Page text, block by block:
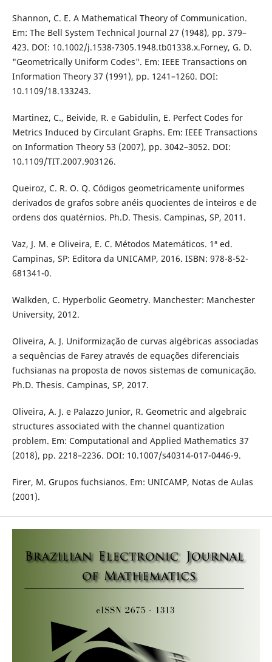
Shannon, C. E. A Mathematical Theory of Communication.
Em: The Bell System Technical Journal 27 (1948), pp. 379–
423. DOI: 10.1002/j.1538-7305.1948.tb01338.x.Forney, G. D.
"Geometrically Uniform Codes". Em: IEEE Transactions on
Information Theory 37 (1991), pp. 1241–1260. DOI:
10.1109/18.133243.
Martinez, C., Beivide, R. e Gabidulin, E. Perfect Codes for
Metrics Induced by Circulant Graphs. Em: IEEE Transactions
on Information Theory 53 (2007), pp. 3042–3052. DOI:
10.1109/TIT.2007.903126.
Queiroz, C. R. O. Q. Códigos geometricamente uniformes
derivados de grafos sobre anéis quocientes de inteiros e de
ordens dos quatérnios. Ph.D. Thesis. Campinas, SP, 2011.
Vaz, J. M. e Oliveira, E. C. Métodos Matemáticos. 1ª ed.
Campinas, SP: Editora da UNICAMP, 2016. ISBN: 978-8-52-
681341-0.
Walkden, C. Hyperbolic Geometry. Manchester: Manchester
University, 2012.
Oliveira, A. J. Uniformização de curvas algébricas associadas
a sequências de Farey através de equações diferenciais
fuchsianas na proposta de novos sistemas de comunicação.
Ph.D. Thesis. Campinas, SP, 2017.
Oliveira, A. J. e Palazzo Junior, R. Geometric and algebraic
structures associated with the channel quantization
problem. Em: Computational and Applied Mathematics 37
(2018), pp. 2218–2236. DOI: 10.1007/s40314-017-0446-9.
Firer, M. Grupos fuchsianos. Em: UNICAMP, Notas de Aulas
(2001).